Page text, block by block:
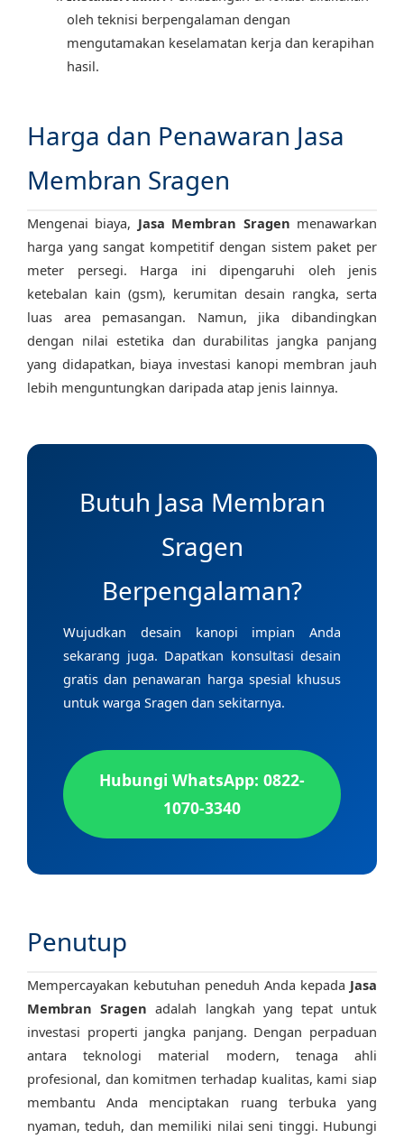
oleh teknisi berpengalaman dengan
mengutamakan keselamatan kerja dan kerapihan
hasil.
Harga dan Penawaran Jasa
Membran Sragen
Mengenai biaya, Jasa Membran Sragen menawarkan
harga yang sangat kompetitif dengan sistem paket per
meter persegi. Harga ini dipengaruhi oleh jenis
ketebalan kain (gsm), kerumitan desain rangka, serta
luas area pemasangan. Namun, jika dibandingkan
dengan nilai estetika dan durabilitas jangka panjang
yang didapatkan, biaya investasi kanopi membran jauh
lebih menguntungkan daripada atap jenis lainnya.
Butuh Jasa Membran
Sragen
Berpengalaman?
Wujudkan desain kanopi impian Anda
sekarang juga. Dapatkan konsultasi desain
gratis dan penawaran harga spesial khusus
untuk warga Sragen dan sekitarnya.
Hubungi WhatsApp: 0822-
1070-3340
Penutup
Mempercayakan kebutuhan peneduh Anda kepada Jasa
Membran Sragen adalah langkah yang tepat untuk
investasi properti jangka panjang. Dengan perpaduan
antara teknologi material modern, tenaga ahli
profesional, dan komitmen terhadap kualitas, kami siap
membantu Anda menciptakan ruang terbuka yang
nyaman, teduh, dan memiliki nilai seni tinggi. Hubungi